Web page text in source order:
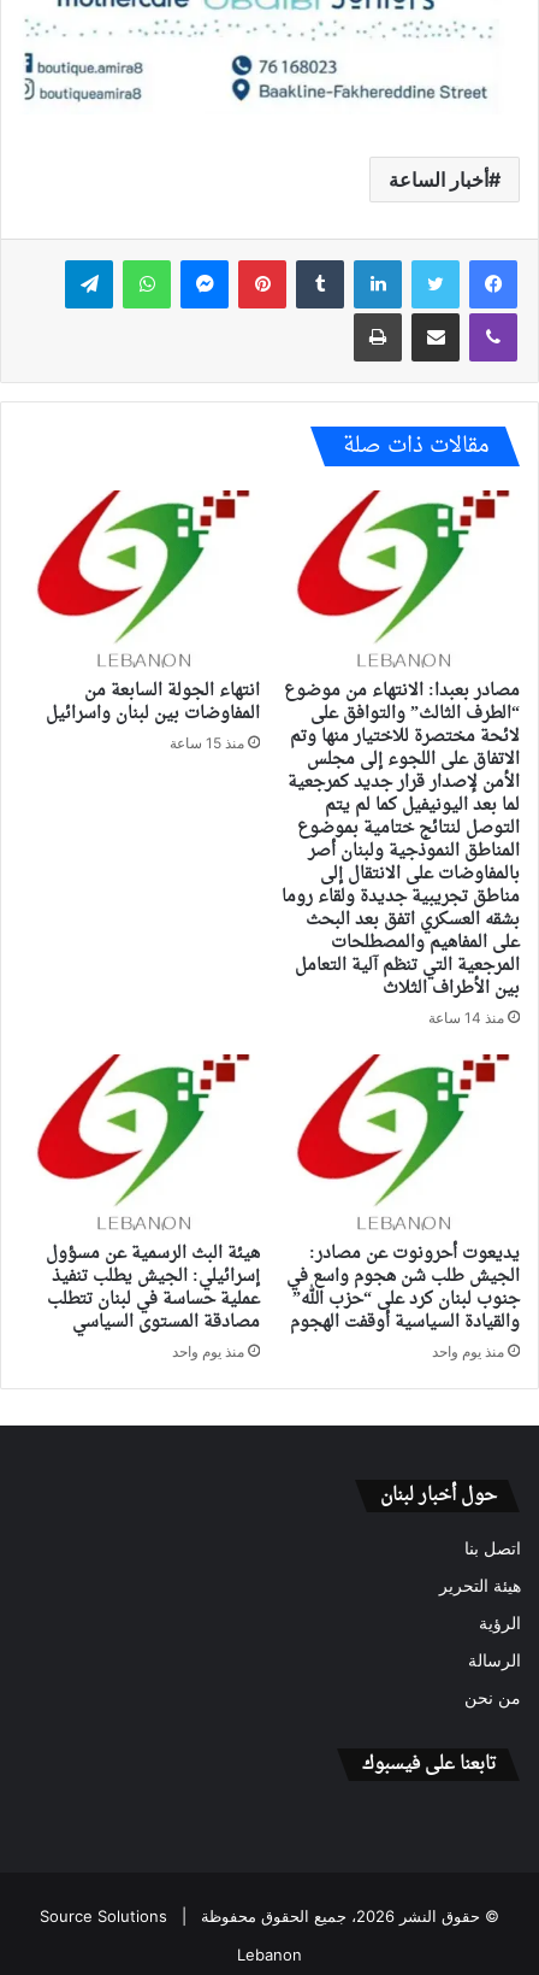
أخبار الساعة
فيسبوك تويتر لينكدإن بينتيريستماسنجر واتساب تيلقرام
ڤايبر مشاركة عبر البريد طباعة
مقالات ذات صلة
مصادر بعبدا: الانتهاء من موضوع
“الطرف الثالث” والتوافق على
لائحة مختصرة للاختيار منها وتم
الاتفاق على اللجوء إلى مجلس
الأمن لإصدار قرار جديد كمرجعية
لما بعد اليونيفيل كما لم يتم
التوصل لنتائج ختامية بموضوع
المناطق النموذجية ولبنان أصر
بالمفاوضات على الانتقال إلى
مناطق تجريبية جديدة ولقاء روما
بشقه العسكري اتفق بعد البحث
على المفاهيم والمصطلحات
المرجعية التي تنظم آلية التعامل
بين الأطراف الثلاث
منذ 14 ساعة
انتهاء الجولة السابعة من
المفاوضات بين لبنان واسرائيل
منذ 15 ساعة
يديعوت أحرونوت عن مصادر:
الجيش طلب شن هجوم واسع في
جنوب لبنان كرد على “حزب الله”
والقيادة السياسية أوقفت الهجوم
منذ يوم واحد
هيئة البث الرسمية عن مسؤول
إسرائيلي: الجيش يطلب تنفيذ
عملية حساسة في لبنان تتطلب
مصادقة المستوى السياسي
منذ يوم واحد
حول أخبار لبنان
اتصل بنا
هيئة التحرير
الرؤية
الرسالة
من نحن
تابعنا على فيسبوك
© حقوق النشر 2026، جميع الحقوق محفوظة |
Source Solutions
Lebanon